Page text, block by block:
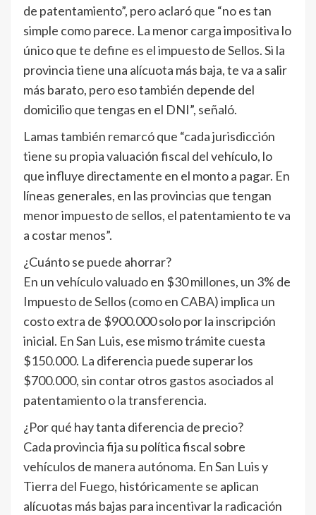
de patentamiento”, pero aclaró que “no es tan
simple como parece. La menor carga impositiva lo
único que te define es el impuesto de Sellos. Si la
provincia tiene una alícuota más baja, te va a salir
más barato, pero eso también depende del
domicilio que tengas en el DNI”, señaló.
Lamas también remarcó que “cada jurisdicción
tiene su propia valuación fiscal del vehículo, lo
que influye directamente en el monto a pagar. En
líneas generales, en las provincias que tengan
menor impuesto de sellos, el patentamiento te va
a costar menos”.
¿Cuánto se puede ahorrar?
En un vehículo valuado en $30 millones, un 3% de
Impuesto de Sellos (como en CABA) implica un
costo extra de $900.000 solo por la inscripción
inicial. En San Luis, ese mismo trámite cuesta
$150.000. La diferencia puede superar los
$700.000, sin contar otros gastos asociados al
patentamiento o la transferencia.
¿Por qué hay tanta diferencia de precio?
Cada provincia fija su política fiscal sobre
vehículos de manera autónoma. En San Luis y
Tierra del Fuego, históricamente se aplican
alícuotas más bajas para incentivar la radicación